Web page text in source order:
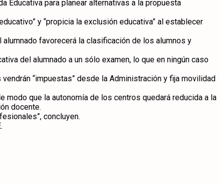
Educativa para planear alternativas a la propuesta
y “propicia la exclusión educativa” al establecer
favorecerá la clasificación de los alumnos y
del alumnado a un sólo examen, lo que en ningún caso
“impuestas” desde la Administración y fija movilidad
modo que la autonomía de los centros quedará reducida a la
docente.
concluyen.